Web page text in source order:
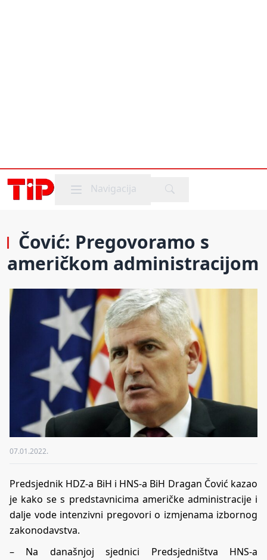
Mobile menu
Navigacija
Čović: Pregovoramo s
američkom administracijom
07.01.2022.
Predsjednik HDZ-a BiH i HNS-a BiH Dragan Čović kazao
je kako se s predstavnicima američke administracije i
dalje vode intenzivni pregovori o izmjenama izbornog
zakonodavstva.
– Na današnjoj sjednici Predsjedništva HNS-a